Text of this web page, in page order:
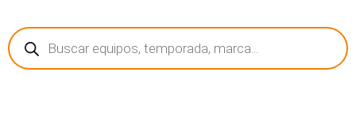
contenido
Búsqueda
de
productos